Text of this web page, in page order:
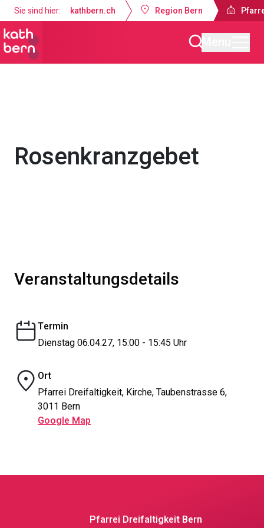
Sie sind hier: kathbern.ch Region Bern
Rosenkranzgebet
Veranstaltungsdetails
Termin
Dienstag 06.04.27, 15:00 - 15:45 Uhr
Ort
Pfarrei Dreifaltigkeit, Kirche, Taubenstrasse 6,
3011 Bern
Google Map
Pfarrei Dreifaltigkeit Bern